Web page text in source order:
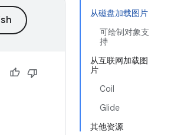
从磁盘加载图片
可绘制对象支
持
从互联网加载图
片
Coil
Glide
其他资源